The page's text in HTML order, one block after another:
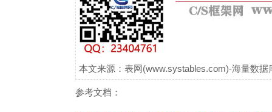
本文来源：表网(www.systables.com)-海量数
参考文档：